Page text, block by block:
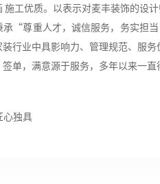
工优质。以表示对麦丰装饰的设
承“尊重人才，诚信服务，务实担
行业中具影响力、管理规范、服务
单，满意源于服务，多年以来一
心独具